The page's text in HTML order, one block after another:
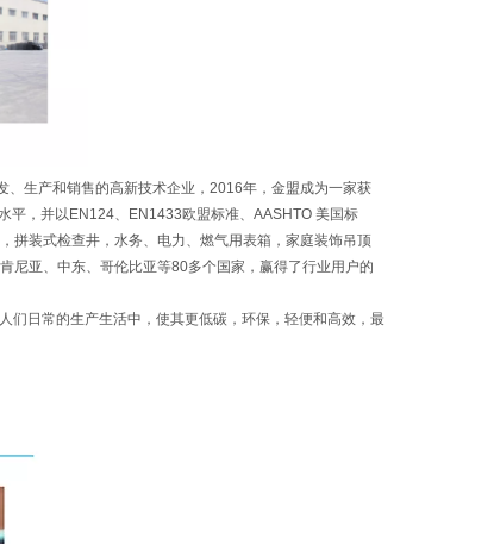
生产和销售的高新技术企业，2016年，金盟成为一家获
平，并以EN124、EN1433欧盟标准、AASHTO 美国标
拼装式检查井，水务、电力、燃气用表箱，家庭装饰吊顶
尼亚、中东、哥伦比亚等80多个国家，赢得了行业用户的
们日常的生产生活中，使其更低碳，环保，轻便和高效，最